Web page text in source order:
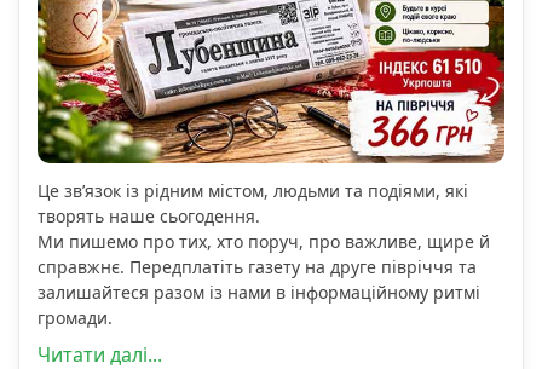
Це зв’язок із рідним містом, людьми та подіями, які
творять наше сьогодення.
Ми пишемо про тих, хто поруч, про важливе, щире й
справжнє. Передплатіть газету на друге півріччя та
залишайтеся разом із нами в інформаційному ритмі
громади.
Читати далі...